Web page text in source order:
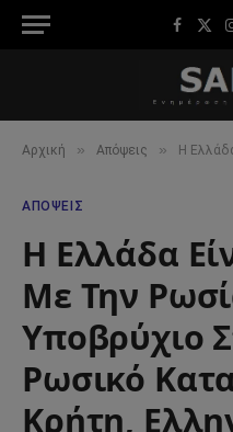
X
Αρχική » Απόψεις » Η Ελλάδα Είναι Σε Πόλεμο Με Την
ΑΠΌΨΕΙΣ
Η Ελλάδα
Με Την
Υποβρύχιο
Ρωσικό
Κρήτη,